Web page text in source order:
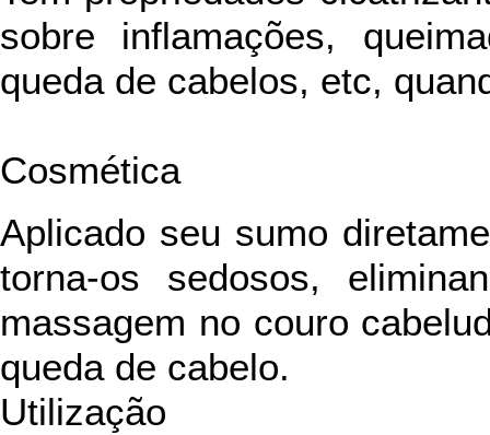
sobre inflamações,
queda de cabelos, etc,
Cosmética
Aplicado seu sumo
torna-os sedosos,
massagem no couro
queda de cabelo.
Utilização